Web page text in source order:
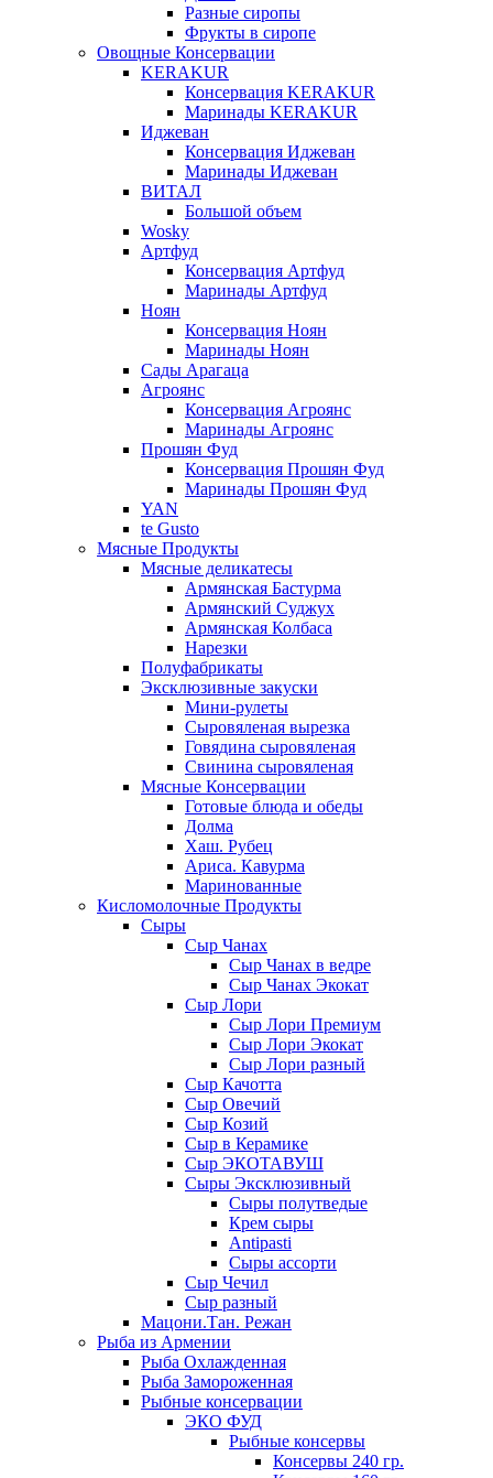
Разные сиропы
Фрукты в сиропе
Овощные Консервации
KERAKUR
Консервация KERAKUR
Маринады KERAKUR
Иджеван
Консервация Иджеван
Маринады Иджеван
ВИТАЛ
Большой объем
Wosky
Артфуд
Консервация Артфуд
Маринады Артфуд
Ноян
Консервация Ноян
Маринады Ноян
Сады Арагаца
Агроянс
Консервация Агроянс
Маринады Агроянс
Прошян Фуд
Консервация Прошян Фуд
Маринады Прошян Фуд
YAN
te Gusto
Мясные Продукты
Мясные деликатесы
Армянская Бастурма
Армянский Суджух
Армянская Колбаса
Нарезки
Полуфабрикаты
Эксклюзивные закуски
Мини-рулеты
Сыровяленая вырезка
Говядина сыровяленая
Свинина сыровяленая
Мясные Консервации
Готовые блюда и обеды
Долма
Хаш. Рубец
Ариса. Кавурма
Маринованные
Кисломолочные Продукты
Сыры
Сыр Чанах
Сыр Чанах в ведре
Сыр Чанах Экокат
Сыр Лори
Сыр Лори Премиум
Сыр Лори Экокат
Сыр Лори разный
Сыр Качотта
Сыр Овечий
Сыр Козий
Сыр в Керамике
Сыр ЭКОТАВУШ
Сыры Эксклюзивный
Сыры полутведые
Крем сыры
Antipasti
Сыры ассорти
Сыр Чечил
Сыр разный
Мацони.Тан. Режан
Рыба из Армении
Рыба Охлажденная
Рыба Замороженная
Рыбные консервации
ЭКО ФУД
Рыбные консервы
Консервы 240 гр.